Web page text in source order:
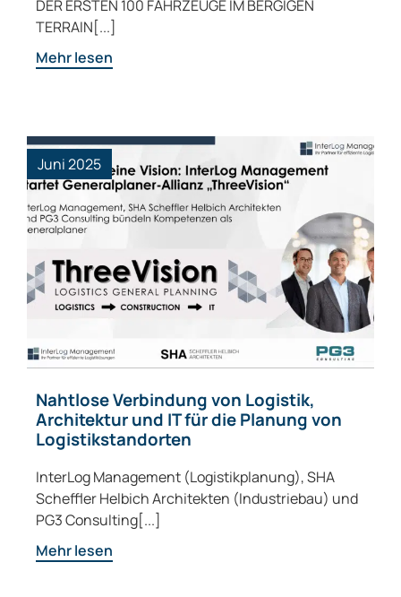
DER ERSTEN 100 FAHRZEUGE IM BERGIGEN
TERRAIN[...]
Mehr lesen
Juni 2025
Nahtlose Verbindung von Logistik,
Architektur und IT für die Planung von
Logistikstandorten
InterLog Management (Logistikplanung), SHA
Scheffler Helbich Architekten (Industriebau) und
PG3 Consulting[...]
Mehr lesen